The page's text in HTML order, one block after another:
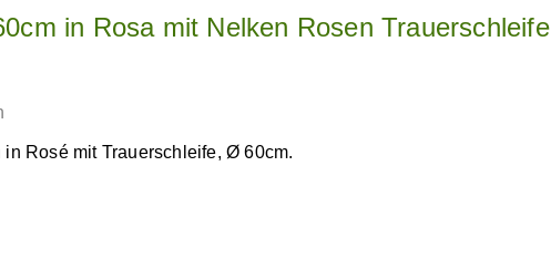
in Rosa mit Nelken Rosen Trauerschleife
Rosé mit Trauerschleife, Ø 60cm.